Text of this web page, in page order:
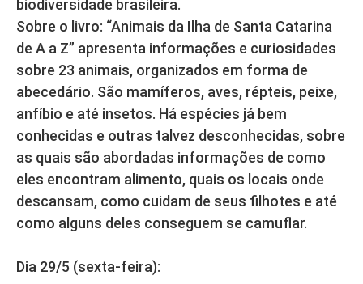
biodiversidade brasileira.
Sobre o livro: “Animais da Ilha de Santa Catarina
de A a Z” apresenta informações e curiosidades
sobre 23 animais, organizados em forma de
abecedário. São mamíferos, aves, répteis, peixe,
anfíbio e até insetos. Há espécies já bem
conhecidas e outras talvez desconhecidas, sobre
as quais são abordadas informações de como
eles encontram alimento, quais os locais onde
descansam, como cuidam de seus filhotes e até
como alguns deles conseguem se camuflar.
Dia 29/5 (sexta-feira):